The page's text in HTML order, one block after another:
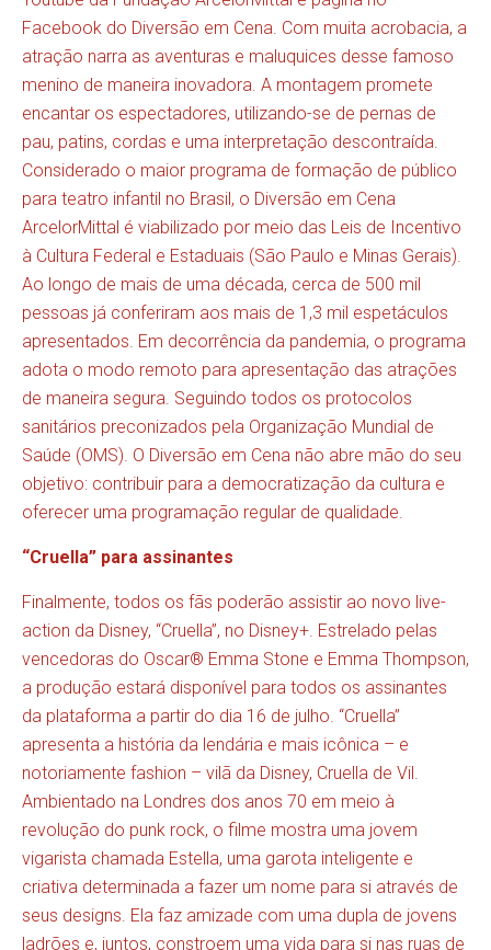
Facebook do Diversão em Cena. Com muita acrobacia, a
atração narra as aventuras e maluquices desse famoso
menino de maneira inovadora. A montagem promete
encantar os espectadores, utilizando-se de pernas de
pau, patins, cordas e uma interpretação descontraída.
Considerado o maior programa de formação de público
para teatro infantil no Brasil, o Diversão em Cena
ArcelorMittal é viabilizado por meio das Leis de Incentivo
à Cultura Federal e Estaduais (São Paulo e Minas Gerais).
Ao longo de mais de uma década, cerca de 500 mil
pessoas já conferiram aos mais de 1,3 mil espetáculos
apresentados. Em decorrência da pandemia, o programa
adota o modo remoto para apresentação das atrações
de maneira segura. Seguindo todos os protocolos
sanitários preconizados pela Organização Mundial de
Saúde (OMS). O Diversão em Cena não abre mão do seu
objetivo: contribuir para a democratização da cultura e
oferecer uma programação regular de qualidade.
“Cruella” para assinantes
Finalmente, todos os fãs poderão assistir ao novo live-
action da Disney, “Cruella”, no Disney+. Estrelado pelas
vencedoras do Oscar® Emma Stone e Emma Thompson,
a produção estará disponível para todos os assinantes
da plataforma a partir do dia 16 de julho. “Cruella”
apresenta a história da lendária e mais icônica – e
notoriamente fashion – vilã da Disney, Cruella de Vil.
Ambientado na Londres dos anos 70 em meio à
revolução do punk rock, o filme mostra uma jovem
vigarista chamada Estella, uma garota inteligente e
criativa determinada a fazer um nome para si através de
seus designs. Ela faz amizade com uma dupla de jovens
ladrões e, juntos, constroem uma vida para si nas ruas de